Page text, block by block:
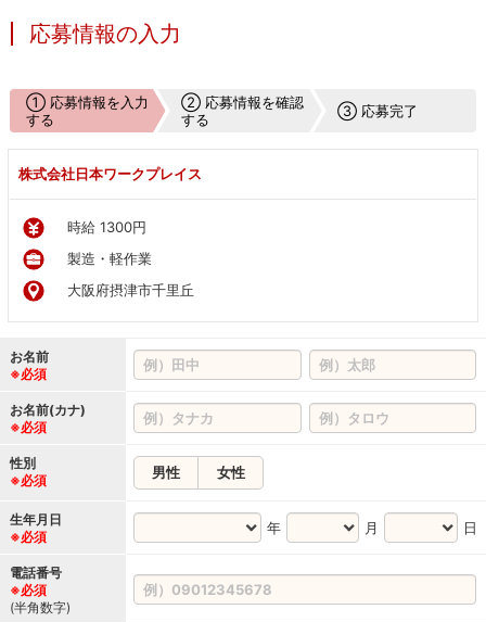
応募情報の入力
① 応募情報を入力
する
② 応募情報を確認
する
③ 応募完了
株式会社日本ワークプレイス
時給 1300円
製造・軽作業
大阪府摂津市千里丘
お名前
※必須
お名前(カナ)
※必須
性別
※必須
男性 女性
生年月日
※必須
年 月 日
電話番号
※必須
(半角数字)